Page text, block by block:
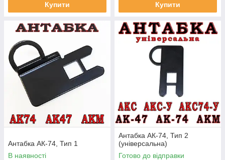
Купити Купити
Антабка АК-74, Тип 1
В наявності
Антабка АК-74, Тип 2
(універсальна)
Готово до відправки